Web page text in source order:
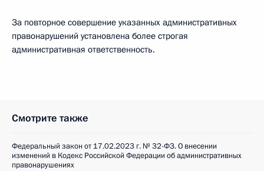
За повторное совершение указанных административных
правонарушений установлена более строгая
административная ответственность.
Смотрите также
Федеральный закон от 17.02.2023 г. № 32-ФЗ. О внесении
изменений в Кодекс Российской Федерации об административных
правонарушениях